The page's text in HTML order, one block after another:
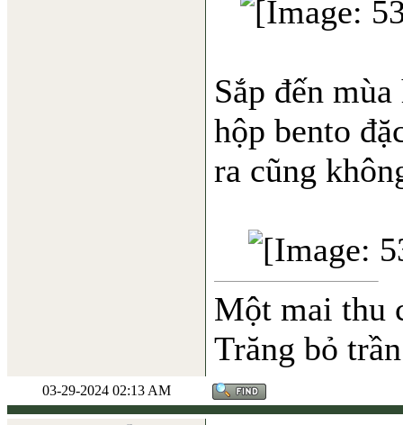
Sắp đến
hộp bento
ra cũng
Một mai thu
Trăng bỏ
03-29-2024 02:13 AM